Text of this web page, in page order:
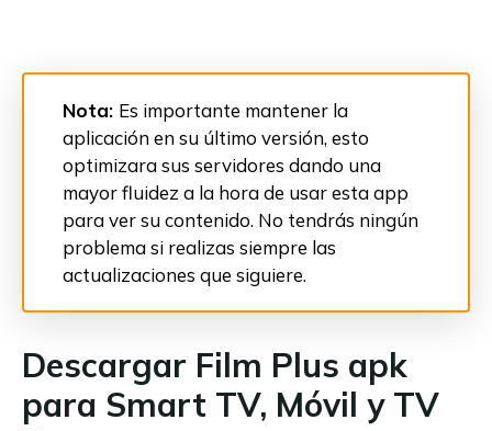
Nota: Es importante mantener la
aplicación en su último versión, esto
optimizara sus servidores dando una
mayor fluidez a la hora de usar esta app
para ver su contenido. No tendrás ningún
problema si realizas siempre las
actualizaciones que siguiere.
Descargar Film Plus apk
para Smart TV, Móvil y TV